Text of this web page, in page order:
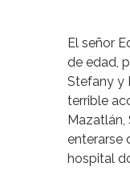
El señor
de edad,
Stefany y
terrible
Mazatlán,
enterarse
hospital